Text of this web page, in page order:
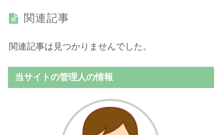
関連記事
関連記事は見つかりませんでした。
当サイトの管理人の情報